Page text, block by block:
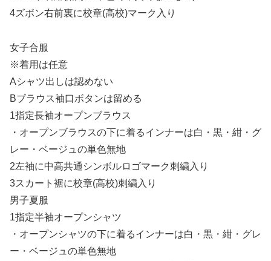
4ズボン右前裏に校章(高校)マーク入り
女子合服
※着用は任意
Aシャツ出しは認めない
Bブラウス袖口ボタンは留める
1指定長袖オープンブラウス
・オープンブラウスの下に着るインナーは白・黒・紺・グ
レー・ベージュの単色無地
2左袖に中高共通シンボルロゴマーク刺繍入り
3スカート裾に校章(高校)刺繍入り
男子夏服
1指定半袖オープンシャツ
・オープンシャツの下に着るインナーは白・黒・紺・グレ
ー・ベージュの単色無地